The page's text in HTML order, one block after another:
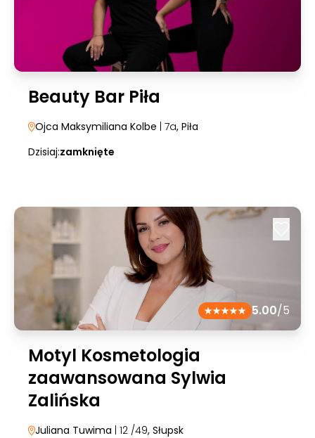
Beauty Bar Piła
Ojca Maksymiliana Kolbe | 7a, Piła
Dzisiaj:zamknięte
5.00/5
Motyl Kosmetologia
zaawansowana Sylwia
Zalińska
Juliana Tuwima | 12 /49, Słupsk